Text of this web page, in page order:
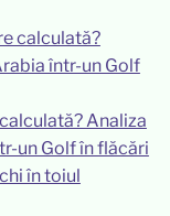
Analiza
un Golf în flăcări